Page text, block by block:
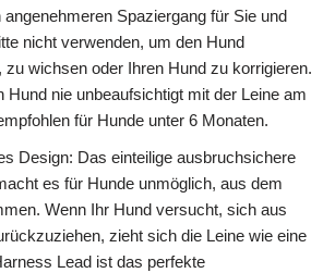
Spaziergang für Sie und
nicht verwenden, um den Hund
zu wichsen oder Ihren Hund zu korrigieren.
Hund nie unbeaufsichtigt mit der Leine am
für Hunde unter 6 Monaten.
Design: Das einteilige ausbruchsichere
es für Hunde unmöglich, aus dem
Wenn Ihr Hund versucht, sich aus
zieht sich die Leine wie eine
Lead ist das perfekte